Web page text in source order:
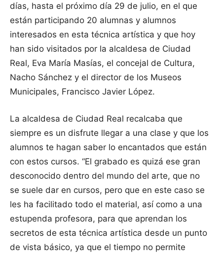
días, hasta el próximo día 29 de julio, en el que
están participando 20 alumnas y alumnos
interesados en esta técnica artística y que hoy
han sido visitados por la alcaldesa de Ciudad
Real, Eva María Masías, el concejal de Cultura,
Nacho Sánchez y el director de los Museos
Municipales, Francisco Javier López.
La alcaldesa de Ciudad Real recalcaba que
siempre es un disfrute llegar a una clase y que los
alumnos te hagan saber lo encantados que están
con estos cursos. “El grabado es quizá ese gran
desconocido dentro del mundo del arte, que no
se suele dar en cursos, pero que en este caso se
les ha facilitado todo el material, así como a una
estupenda profesora, para que aprendan los
secretos de esta técnica artística desde un punto
de vista básico, ya que el tiempo no permite